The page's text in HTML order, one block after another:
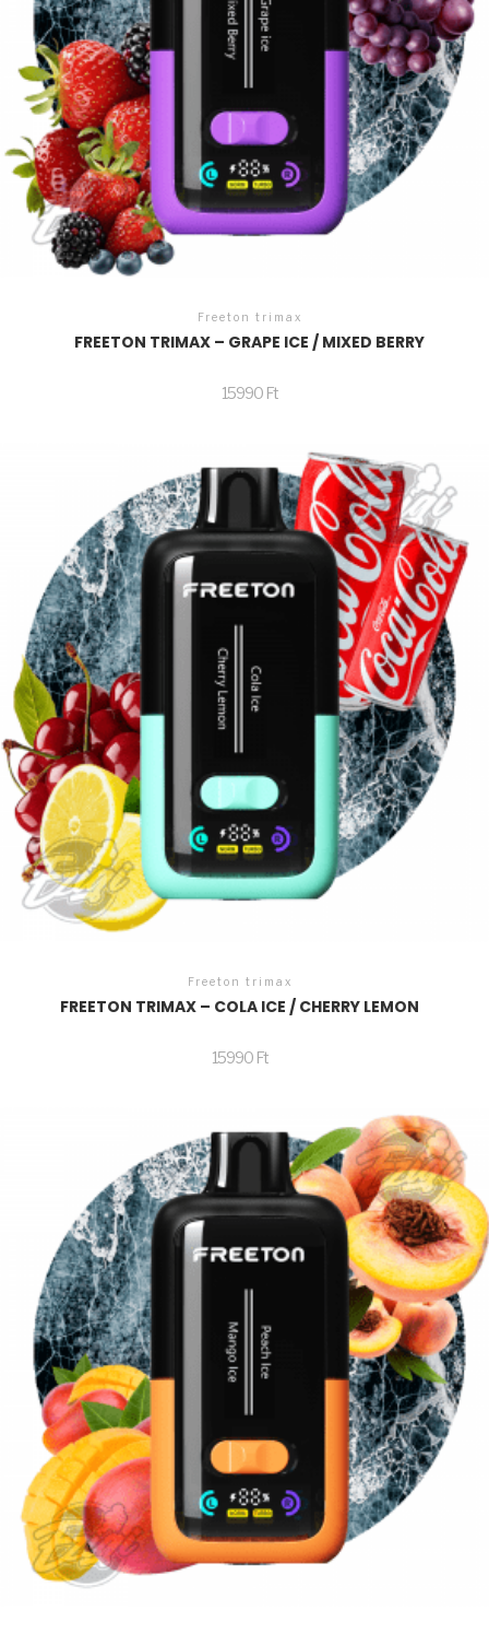
Freeton trimax
FREETON TRIMAX – GRAPE ICE / MIXED BERRY
15990 Ft
Freeton trimax
FREETON TRIMAX – COLA ICE / CHERRY LEMON
15990 Ft